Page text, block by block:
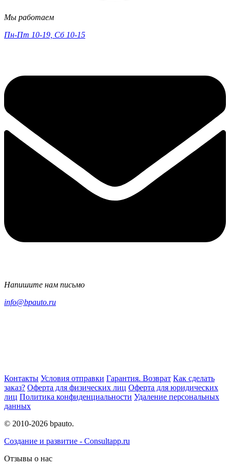
Мы работаем
Пн-Пт 10-19, Сб 10-15
Напишите нам письмо
info@bpauto.ru
Контакты Условия отправки Гарантия. Возврат Как сделать
заказ? Оферта для физических лиц Оферта для юридических
лиц Политика конфиденциальности Удаление персональных
данных
© 2010-2026 bpauto.
Создание и развитие - Consultapp.ru
Отзывы о нас